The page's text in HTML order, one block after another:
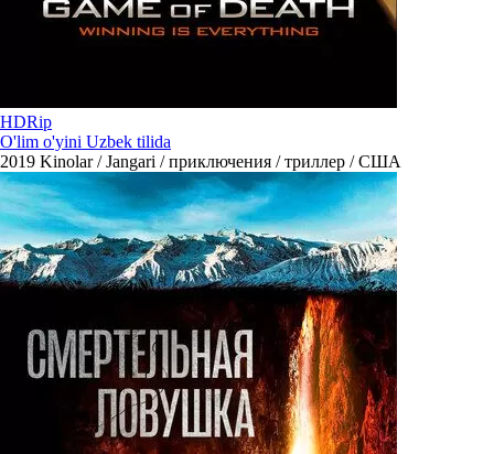
HDRip
O'lim o'yini Uzbek tilida
2019 Kinolar / Jangari / приключения / триллер / США